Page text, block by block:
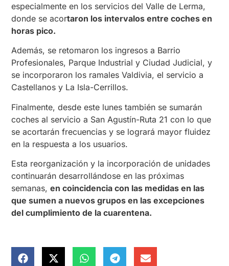
especialmente en los servicios del Valle de Lerma,
donde se acortaron los intervalos entre coches en
horas pico.
Además, se retomaron los ingresos a Barrio
Profesionales, Parque Industrial y Ciudad Judicial, y
se incorporaron los ramales Valdivia, el servicio a
Castellanos y La Isla-Cerrillos.
Finalmente, desde este lunes también se sumarán
coches al servicio a San Agustín-Ruta 21 con lo que
se acortarán frecuencias y se logrará mayor fluidez
en la respuesta a los usuarios.
Esta reorganización y la incorporación de unidades
continuarán desarrollándose en las próximas
semanas,en coincidencia con las medidas en las
que sumen a nuevos grupos en las excepciones
del cumplimiento de la cuarentena.